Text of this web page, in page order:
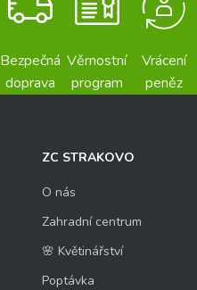
Bezpečná
doprava
Věrnostní
program
Vrácení
peněz
ZC STRAKOVO
O nás
Zahradní centrum
🌸 Květinářství
Poptávka